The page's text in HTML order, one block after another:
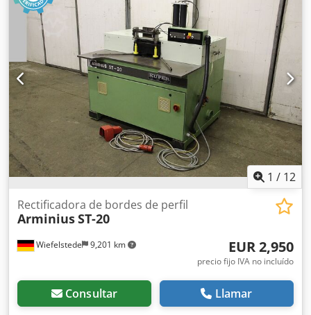
1 / 12
Wiefelstede 9,201 km
Rectificadora de bordes de perfil
ArminiusST-20
EUR 2,950
precio fijo IVA no incluído
Consultar Llamar